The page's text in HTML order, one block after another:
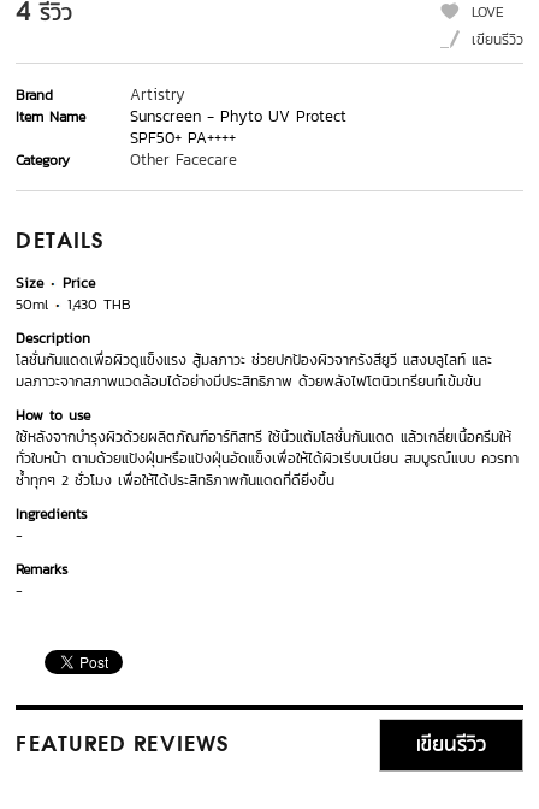
4 รีวิว
LOVE
เขียนรีวิว
Brand Artistry
Item Name
Sunscreen - Phyto UV Protect
SPF50+ PA++++
Category Other Facecare
DETAILS
Size
Price
50ml
1,430 THB
Description
โลชั่นกันแดดเพื่อผิวดูแข็งแรง สู้มลภาวะ ช่วยปกป้องผิวจากรังสียูวี แสงบลูไลท์ และ
มลภาวะจากสภาพแวดล้อมได้อย่างมีประสิทธิภาพ ด้วยพลังไฟโตนิวเทรียนท์เข้มข้น
How to use
ใช้หลังจากบำรุงผิวด้วยผลิตภัณฑ์อาร์ทิสทรี ใช้นิ้วแต้มโลชั่นกันแดด แล้วเกลี่ยเนื้อครีมให้
ทั่วใบหน้า ตามด้วยแป้งฝุ่นหรือแป้งฝุ่นอัดแข็งเพื่อให้ได้ผิวเรีบบเนียน สมบูรณ์แบบ ควรทา
ซ้ำทุกๆ 2 ชั่วโมง เพื่อให้ได้ประสิทธิภาพกันแดดที่ดียิ่งขึ้น
Ingredients
-
Remarks
-
FEATURED REVIEWS เขียนรีวิว